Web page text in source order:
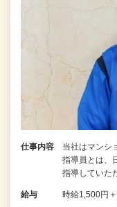
仕事内容
当社はマンシ
指導員とは、
指導していた
給与 時給1,500円